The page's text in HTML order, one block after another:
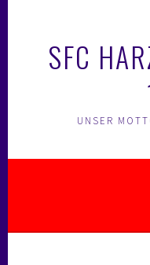
SFC
UNSER